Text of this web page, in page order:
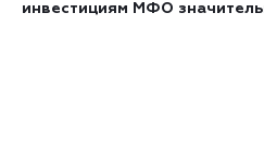
инвестициям МФО